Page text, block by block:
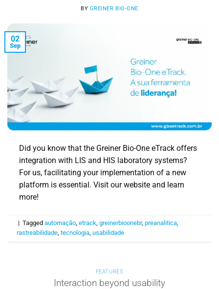
BY GREINER BIO-ONE
02
Sep
Did you know that the Greiner Bio-One eTrack offers
integration with LIS and HIS laboratory systems?
For us, facilitating your implementation of a new
platform is essential. Visit our website and learn
more!
| Taggedautomação,etrack,greinerbioonebr,preanalitica,
rastreabilidade,tecnologia,usabilidade
FEATURES
Interaction beyond usability